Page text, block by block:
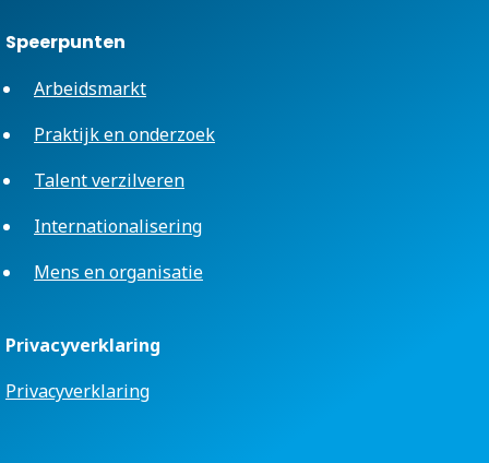
Speerpunten
Arbeidsmarkt
Praktijk en onderzoek
Talent verzilveren
Internationalisering
Mens en organisatie
Privacyverklaring
Privacyverklaring